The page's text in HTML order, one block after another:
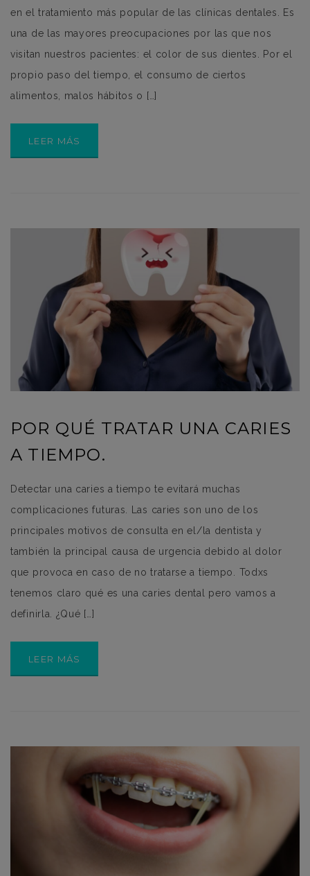
en el tratamiento más popular de las clínicas dentales. Es
una de las mayores preocupaciones por las que nos
visitan nuestros pacientes: el color de sus dientes. Por el
propio paso del tiempo, el consumo de ciertos
alimentos, malos hábitos o […]
LEER MÁS
POR QUÉ TRATAR UNA CARIES
A TIEMPO.
Detectar una caries a tiempo te evitará muchas
complicaciones futuras. Las caries son uno de los
principales motivos de consulta en el/la dentista y
también la principal causa de urgencia debido al dolor
que provoca en caso de no tratarse a tiempo. Todxs
tenemos claro qué es una caries dental pero vamos a
definirla. ¿Qué […]
LEER MÁS